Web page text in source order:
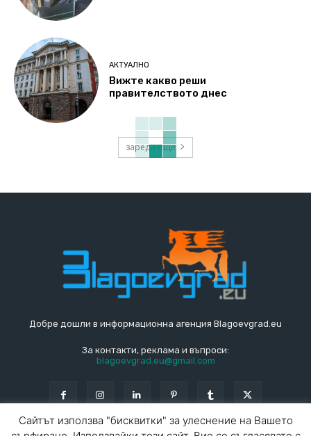
АКТУАЛНО
Вижте какво реши
правителството днес
зареди още
Добре дошли в информационна агенция Blagoevgrad.eu
За контакти, реклама и въпроси:
blagoevgrad.eu@gmail.com
Сайтът използва "бисквитки" за улеснение на Вашето